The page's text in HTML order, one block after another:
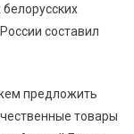
составил
предложить
товары